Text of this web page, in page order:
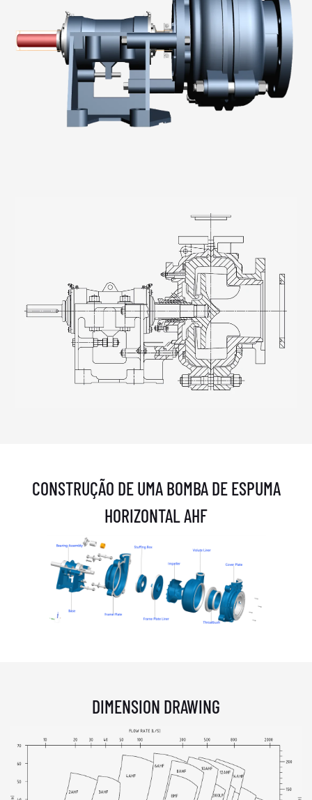
CONSTRUÇÃO DE UMA BOMBA DE ESPUMA
HORIZONTAL AHF
DIMENSION DRAWING